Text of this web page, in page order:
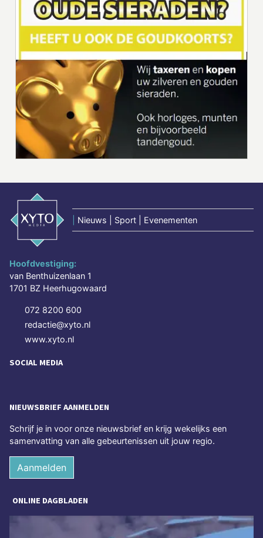
Nieuws | Sport | Evenementen
Hoofdvestiging:
van Benthuizenlaan 1
1701 BZ Heerhugowaard
072 8200 600
redactie@xyto.nl
www.xyto.nl
SOCIAL MEDIA
NIEUWSBRIEF AANMELDEN
Schrijf je in voor onze nieuwsbrief en krijg wekelijks een
samenvatting van alle gebeurtenissen uit jouw regio.
Aanmelden
ONLINE DAGBLADEN